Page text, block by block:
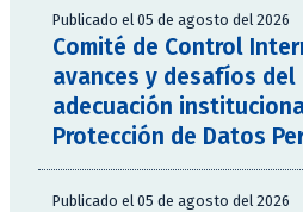
Publicado el 05 de agosto del 2026
Comité de Control
avances y desafíos del
adecuación
Protección de Datos
Publicado el 05 de agosto del 2026